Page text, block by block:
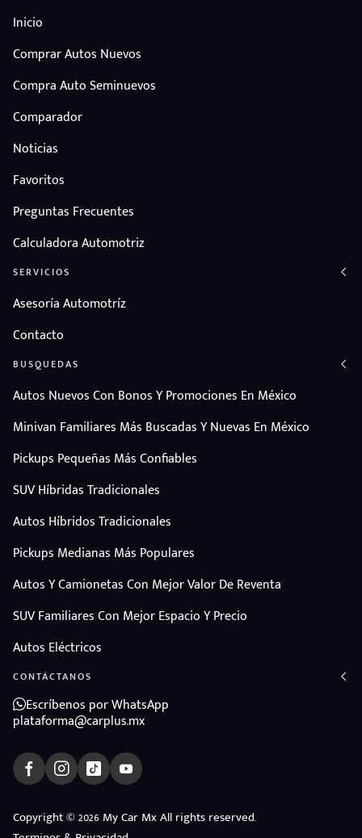
Inicio
Comprar Autos Nuevos
Compra Auto Seminuevos
Comparador
Noticias
Favoritos
Preguntas Frecuentes
Calculadora Automotriz
SERVICIOS
Asesoría Automotríz
Contacto
BUSQUEDAS
Autos Nuevos Con Bonos Y Promociones En México
Minivan Familiares Más Buscadas Y Nuevas En México
Pickups Pequeñas Más Confiables
SUV Híbridas Tradicionales
Autos Híbridos Tradicionales
Pickups Medianas Más Populares
Autos Y Camionetas Con Mejor Valor De Reventa
SUV Familiares Con Mejor Espacio Y Precio
Autos Eléctricos
CONTÁCTANOS
Escríbenos por WhatsApp
plataforma@carplus.mx
Copyright © 2026 My Car Mx All rights reserved.